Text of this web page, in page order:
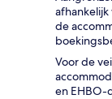
de
Voor de
en EHBO-